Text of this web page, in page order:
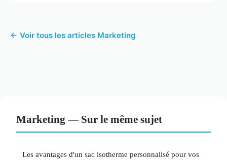
← Voir tous les articles Marketing
Marketing — Sur le même sujet
Les avantages d'un sac isotherme personnalisé pour vos